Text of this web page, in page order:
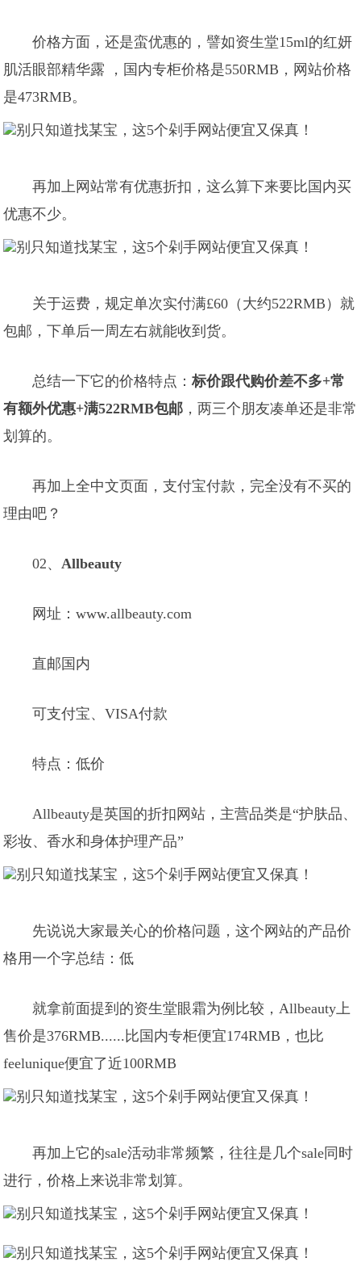
价格方面，还是蛮优惠的，譬如资生堂15ml的红妍
肌活眼部精华露 ，国内专柜价格是550RMB，网站价格
是473RMB。
再加上网站常有优惠折扣，这么算下来要比国内买
优惠不少。
关于运费，规定单次实付满£60（大约522RMB）就
包邮，下单后一周左右就能收到货。
总结一下它的价格特点：标价跟代购价差不多+常
有额外优惠+满522RMB包邮 ，两三个朋友凑单还是非常
划算的。
再加上全中文页面，支付宝付款，完全没有不买的
理由吧？
02、Allbeauty
网址：www.allbeauty.com
直邮国内
可支付宝、VISA付款
特点：低价
Allbeauty是英国的折扣网站，主营品类是“护肤品、
彩妆、香水和身体护理产品”
先说说大家最关心的价格问题，这个网站的产品价
格用一个字总结：低
就拿前面提到的资生堂眼霜为例比较，Allbeauty上
售价是376RMB......比国内专柜便宜174RMB，也比
feelunique便宜了近100RMB
再加上它的sale活动非常频繁，往往是几个sale同时
进行，价格上来说非常划算。